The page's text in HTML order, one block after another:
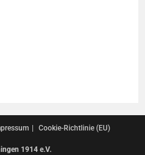
Cookie-Richtlinie (EU)
1914 e.V.